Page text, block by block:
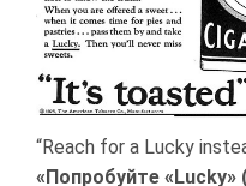
“Reach for a Lucky
«Попробуйте